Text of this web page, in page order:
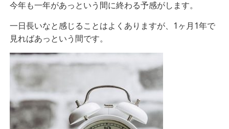
今年も一年があっという間に終わる予感がします。
一日長いなと感じることはよくありますが、1ヶ月1年で
見ればあっという間です。